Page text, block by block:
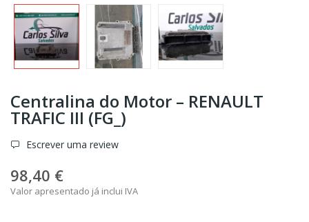
Centralina do Motor – RENAULT
TRAFIC III (FG_)
Escrever uma review
98,40 €
Valor apresentado já inclui IVA